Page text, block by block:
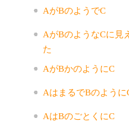
AがBのようでC
AがBのようなCに見
た
AがBかのようにC
AはまるでBのように
AはBのごとくにC